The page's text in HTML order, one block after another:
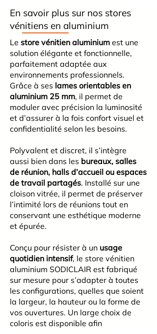
En savoir plus sur nos stores
vénitiens en aluminium
Le store vénitien aluminium est une
solution élégante et fonctionnelle,
parfaitement adaptée aux
environnements professionnels.
Grâce à ses lames orientables en
aluminium 25 mm, il permet de
moduler avec précision la luminosité
et d’assurer à la fois confort visuel et
confidentialité selon les besoins.
Polyvalent et discret, il s’intègre
aussi bien dans les bureaux, salles
de réunion, halls d’accueil ou espaces
de travail partagés. Installé sur une
cloison vitrée, il permet de préserver
l’intimité lors de réunions tout en
conservant une esthétique moderne
et épurée.
Conçu pour résister à un usage
quotidien intensif, le store vénitien
aluminium SODICLAIR est fabriqué
sur mesure pour s’adapter à toutes
les configurations, quelles que soient
la largeur, la hauteur ou la forme de
vos ouvertures. Un large choix de
coloris est disponible afin